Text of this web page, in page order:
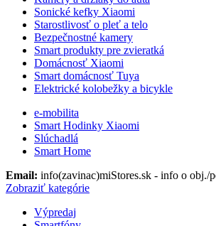
Sonické kefky Xiaomi
Starostlivosť o pleť a telo
Bezpečnostné kamery
Smart produkty pre zvieratká
Domácnosť Xiaomi
Smart domácnosť Tuya
Elektrické kolobežky a bicykle
e-mobilita
Smart Hodinky Xiaomi
Slúchadlá
Smart Home
Email: info(zavinac)miStores.sk - info o obj./
Zobraziť kategórie
Výpredaj